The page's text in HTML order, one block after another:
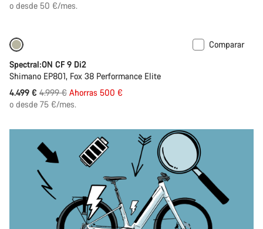
original
o desde 50 €/mes.
Comparar
Spectral:ON CF 9 Di2
Shimano EP801, Fox 38 Performance Elite
4.499 € Precio
original
4.999 € Ahorras 500 €
o desde 75 €/mes.